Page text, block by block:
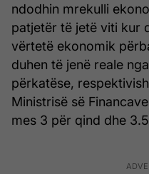
ndodhin mrekulli
patjetër të jetë viti kur
vërtetë ekonomik
duhen të jenë reale
përkatëse,
Ministrisë së
mes 3 për qind dhe